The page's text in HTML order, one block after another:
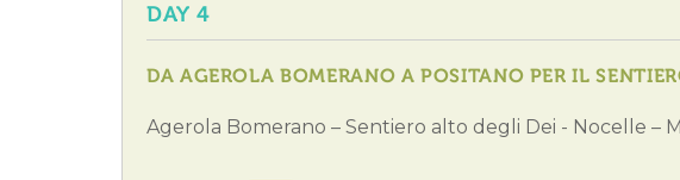
DAY 4
DA AGEROLA BOMERANO A POSITANO PER IL
Agerola Bomerano – Sentiero alto degli Dei - Nocelle –